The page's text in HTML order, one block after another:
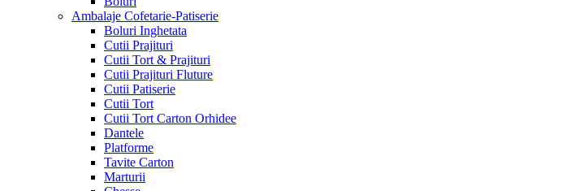
Ambalaje Cofetarie-Patiserie
Boluri Inghetata
Cutii Prajituri
Cutii Tort & Prajituri
Cutii Prajituri Fluture
Cutii Patiserie
Cutii Tort
Cutii Tort Carton Orhidee
Dantele
Platforme
Tavite Carton
Marturii